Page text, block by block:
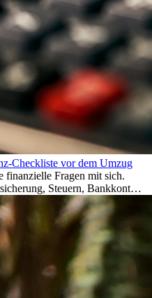
Checkliste vor dem Umzug
Fragen mit sich.
Steuern, Bankkonto,
solltest, damit dein Neustart